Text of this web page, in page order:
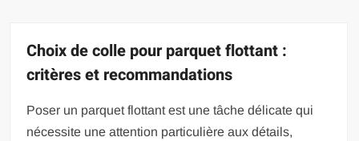
Choix de colle pour parquet flottant :
critères et recommandations
Poser un parquet flottant est une tâche délicate qui
nécessite une attention particulière aux détails,